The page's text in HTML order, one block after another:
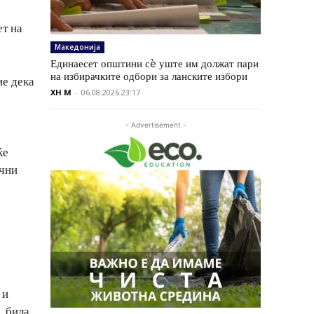
на
дека
и
била
Македонија
Единаесет општини сè уште им должат пари
на избирачките одбори за ланските избори
XH M - 06.08.2026 23:17
- Advertisement -